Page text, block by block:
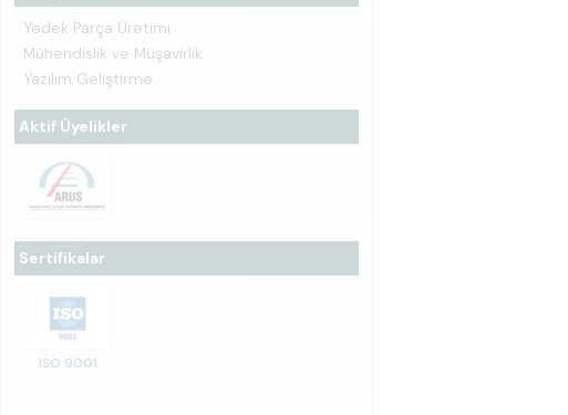
Yedek Parça Üretimi
Mühendislik ve Müşavirlik
Yazılım Geliştirme
Aktif Üyelikler
Sertifikalar
ISO 9001